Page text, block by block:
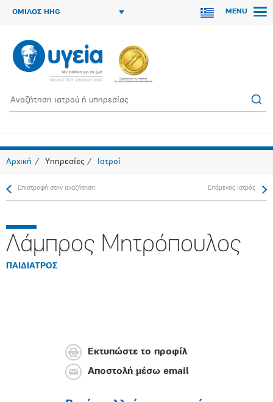
ΟΜΙΛΟΣ HHG MENU
Αρχική Υπηρεσίες Ιατροί
Επιστροφή στην αναζήτηση Επόμενος ιατρός
Λάμπρος Μητρόπουλος
ΠΑΙΔΙΑΤΡΟΣ
Εκτυπώστε το προφίλ
Αποστολή μέσω email